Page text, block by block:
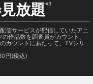
見放題※3
信サービスが配信していたアニ
作品数を調査員がカウント。
カウントにあたって、TVシリ
円(税込)